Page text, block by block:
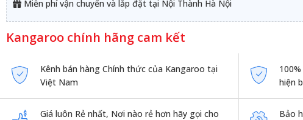
Miễn phí vận chuyển và lắp đặt tại Nội Thành Hà Nội
Kangaroo chính hãng cam kết
Kênh bán hàng Chính thức của Kangaroo tại
Việt Nam
hiện
Giá luôn Rẻ nhất, Nơi nào rẻ hơn hãy gọi cho
Bảo